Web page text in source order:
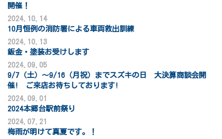
開催！
2024.10.14
10月恒例の消防署による車両救出訓練
2024.10.13
鈑金・塗装お受けします
2024.09.05
9/7（土）～9/16（月祝）までスズキの日 大決算商談会開
催! ご来店お待ちしております!
2024.09.01
2024本郷台駅前祭り
2024.07.21
梅雨が明けて真夏です。！